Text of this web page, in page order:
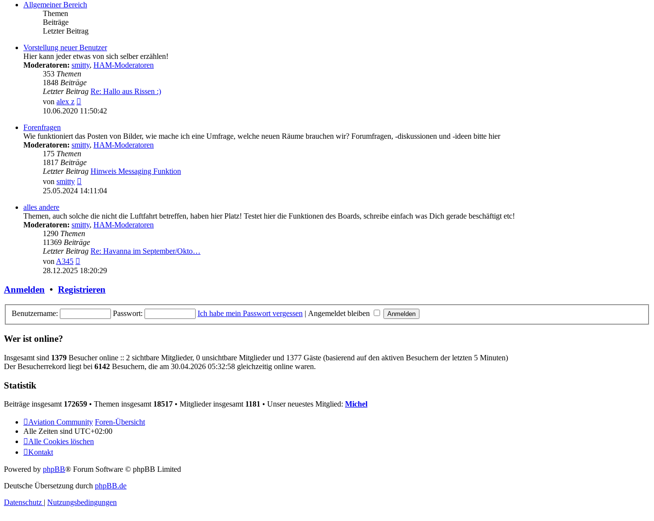
Allgemeiner Bereich
Themen
Beiträge
Letzter Beitrag
Vorstellung neuer Benutzer
Hier kann jeder etwas von sich selber erzählen!
Moderatoren: smitty, HAM-Moderatoren
353 Themen
1848 Beiträge
Letzter Beitrag Re: Hallo aus Rissen :)
von alex z
Beitrag
10.06.2020 11:50:42
Forenfragen
Wie funktioniert das Posten von Bilder, wie mache ich eine Umfrage, welche neuen Räume brauchen wir? Forumfragen, -diskussionen und -ideen bitte hier
Moderatoren: smitty, HAM-Moderatoren
175 Themen
1817 Beiträge
Letzter Beitrag Hinweis Messaging Funktion
von smitty
Beitrag
25.05.2024 14:11:04
alles andere
Themen, auch solche die nicht die Luftfahrt betreffen, haben hier Platz! Testet hier die Funktionen des Boards, schreibe einfach was Dich gerade beschäftigt etc!
Moderatoren: smitty, HAM-Moderatoren
1290 Themen
11369 Beiträge
Letzter Beitrag Re: Havanna im September/Okto…
vonA345
Beitrag
28.12.2025 18:20:29
Anmelden • Registrieren
Benutzername: Passwort: Ich habe mein Passwort vergessen | Angemeldet bleiben
Wer ist online?
Insgesamt sind 1379 Besucher online :: 2 sichtbare Mitglieder, 0 unsichtbare Mitglieder und 1377 Gäste (basierend auf den aktiven Besuchern der letzten 5 Minuten)
Der Besucherrekord liegt bei 6142 Besuchern, die am 30.04.2026 05:32:58 gleichzeitig online waren.
Statistik
Beiträge insgesamt 172659 • Themen insgesamt 18517 • Mitglieder insgesamt 1181 • Unser neuestes Mitglied: Michel
Aviation Community Foren-Übersicht
Alle Zeiten sind UTC+02:00
Alle Cookies löschen
Kontakt
Powered by phpBB® Forum Software © phpBB Limited
Deutsche Übersetzung durch phpBB.de
Datenschutz | Nutzungsbedingungen